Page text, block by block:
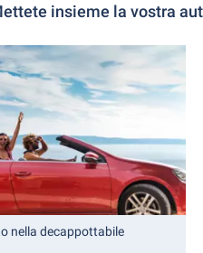
insieme la vostra
nella decappottabile